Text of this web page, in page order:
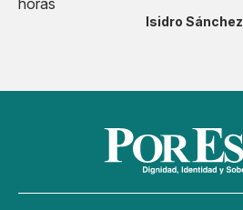
Isidro Sánchez